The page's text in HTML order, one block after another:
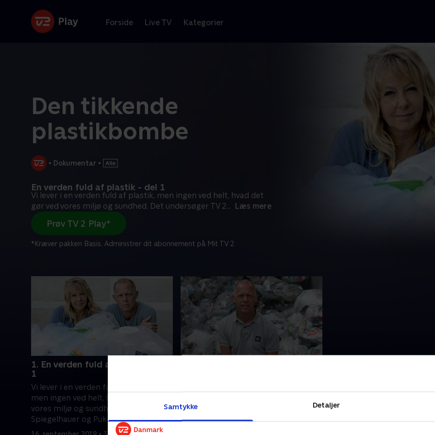
Samtykke Detaljer
Forside Live TV Kategorier
Den tikkende
plastikbombe
• Dokumentar •
En verden fuld af plastik - del 1
Vi lever i en verden fuld af plastik, men ingen ved helt, hvad det
gør ved vores miljø og sundhed. Det undersøger TV 2... Læs mere
Prøv TV 2 Play*
*Kræver pakken Basis. Administrer dit abonnement på Mit TV 2.
1. En verden fuld af plastik - del
1
Vi lever i en verden fuld af plastik,
men ingen ved helt, hvad det gør ved
vores miljø og sundhed. Morten
Spiegelhauer og Puk Elgård
undersøger, hvor meget plastik vi
sundhedsskadelig? Og hvilke
miljømæssige konsekvenser har den